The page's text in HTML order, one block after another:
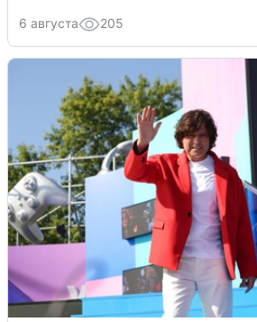
6 августа 205